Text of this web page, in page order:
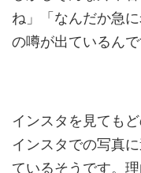
ね」「なんだか急
の噂が出ているんで
インスタを見ても
インスタでの写真
ているそうです。